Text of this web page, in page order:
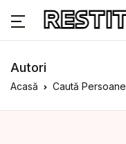
Autori
Acasă Caută Persoane